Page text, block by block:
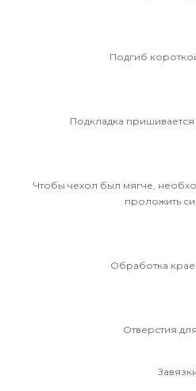
Подгиб
Подкладка
Чтобы чехол был мягче,
проложить
Обработка
Отверстия